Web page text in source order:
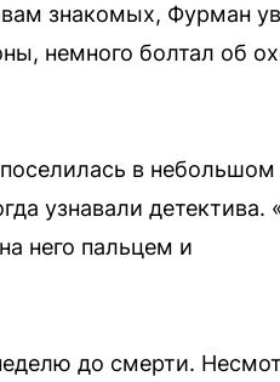
знакомых, Фурман
немного болтал об
в небольшом
узнавали детектива.
него пальцем и
до смерти.